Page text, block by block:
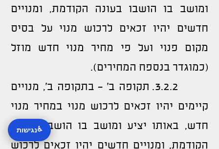
ומושב בו הושבו בעונה הקודמת, ומנויים
חדשים יהיו זכאים לרכוש מנוי על בסיס
מקום פנוי ועל פי מחיר מנוי חדש מוזל
(כמוגדר בנספח המחירים).
3.2.2. תקופה ב' - בתקופה ב', מנויים
קיימים יהיו זכאים לרכוש מנוי במחיר מנוי
חדש, באותו יציע ומושב בו הושבו בעונה
הקודמת, ומנויים חדשים יהיו זכאים לרכוש
♿נגישות